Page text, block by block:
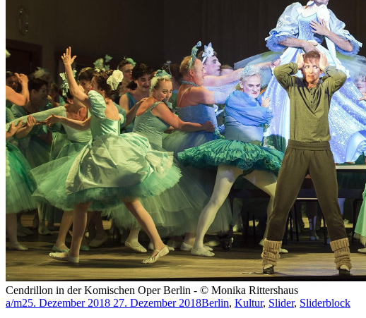
Cendrillon in der Komischen Oper Berlin - © Monika Rittershaus
a/m25. Dezember 2018 27. Dezember 2018Berlin, Kultur, Slider, Sliderblock